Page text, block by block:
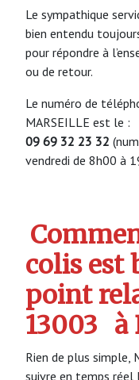
Le sympathique
bien entendu
pour répondre à
ou de retour.
Le numéro de
MARSEILLE est le :
09 69 32 23 32
vendredi de 8h00 à
colis est
point
13003 à
Rien de plus simple,
suivre en temps réel